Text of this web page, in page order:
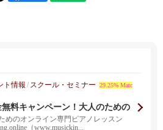
ト情報 / スクール・セミナー
29.25% Matc
無料キャンペーン！大人のための
インピアノレッスン
めのオンライン専門ピアノレッスン
（www.musickin...